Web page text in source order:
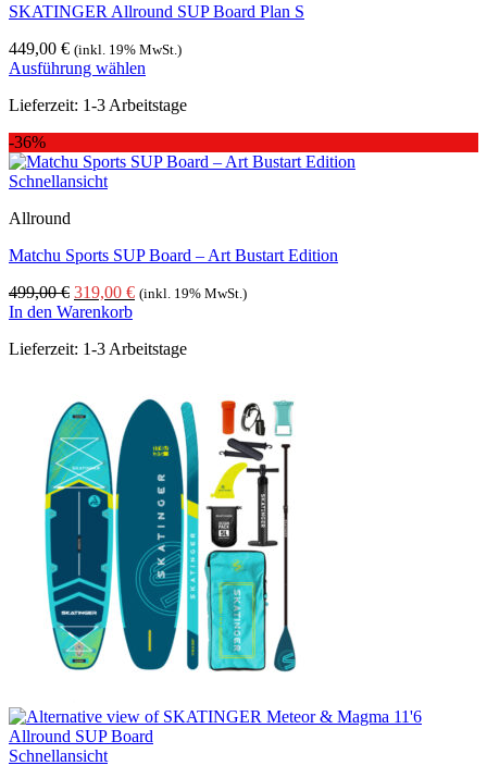
SKATINGER Allround SUP Board Plan S
449,00 € (inkl. 19% MwSt.)
Ausführung wählen
Produkt
mehrere
Varianten
auf.
Optionen
auf
der
Produktseite
gewählt
werden
Lieferzeit: 1-3 Arbeitstage
-36%
Schnellansicht
Allround
Matchu Sports SUP Board – Art Bustart Edition
499,00€ Ursprünglicher
Preis
499,00 €
319,00 €Aktueller
319,00 €.
(inkl. 19% MwSt.)
In den Warenkorb
Lieferzeit: 1-3 Arbeitstage
Schnellansicht